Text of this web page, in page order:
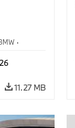
·
11.27 MB